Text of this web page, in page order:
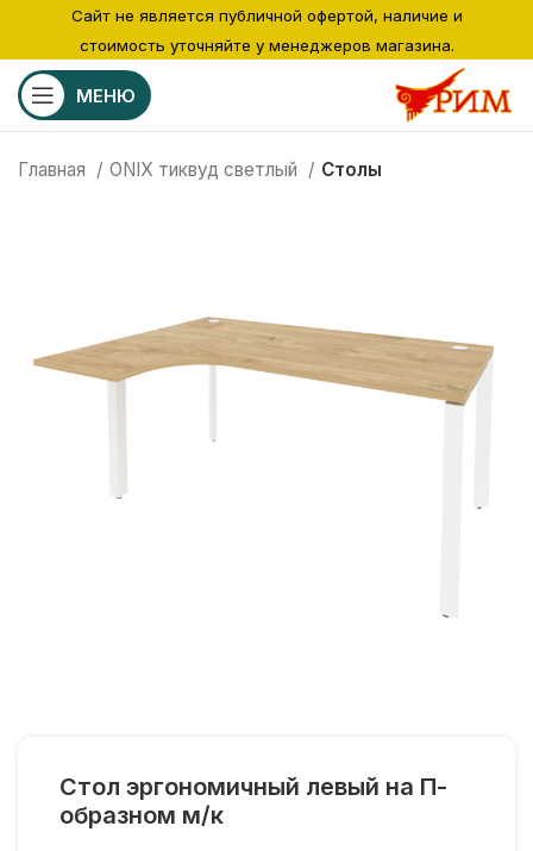
МЕНЮ
Главная ONIX тиквуд светлый Столы
Стол эргономичный левый на П-
образном м/к
Сайт не является публичной офертой, наличие и
стоимость уточняйте у менеджеров магазина.